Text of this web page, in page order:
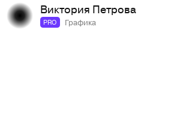
Виктория Петрова
PRO Графика